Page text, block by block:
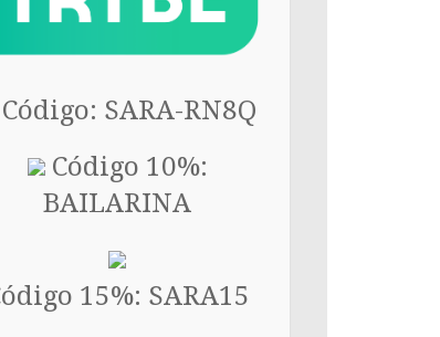
Código: SARA-RN8Q
Código 10%:
BAILARINA
15%: SARA15